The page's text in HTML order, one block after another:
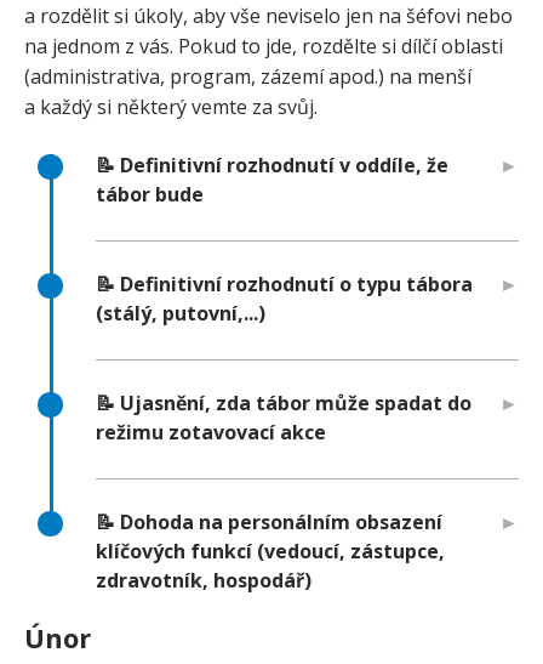
a rozdělit si úkoly, aby vše neviselo jen na šéfovi nebo
na jednom z vás. Pokud to jde, rozdělte si dílčí oblasti
(administrativa, program, zázemí apod.) na menší
a každý si některý vemte za svůj.
📝 Definitivní rozhodnutí v oddíle, že
tábor bude
📝 Definitivní rozhodnutí o typu tábora
(stálý, putovní,...)
📝 Ujasnění, zda tábor může spadat do
režimu zotavovací akce
📝 Dohoda na personálním obsazení
klíčových funkcí (vedoucí, zástupce,
zdravotník, hospodář)
Únor